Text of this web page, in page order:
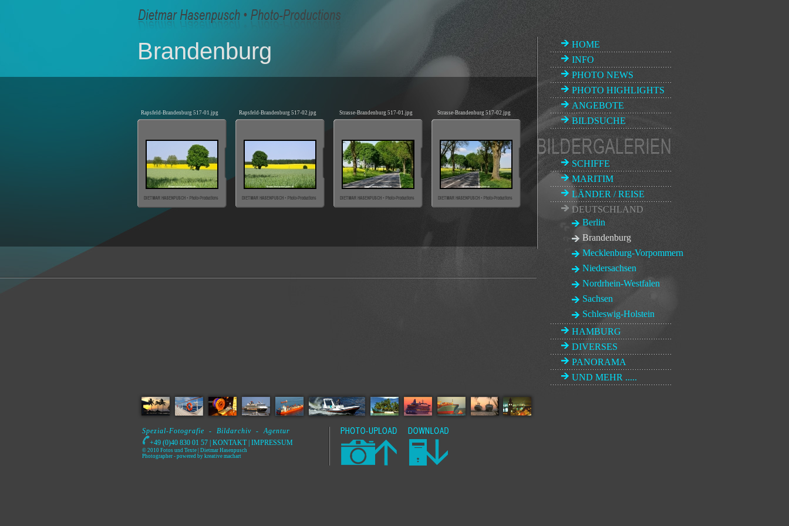
Brandenburg
Rapsfeld-Brandenburg 517-01.jpg Rapsfeld-Brandenburg 517-02.jpg Strasse-Brandenburg 517-01.jpg Strasse-Brandenburg 517-02.jpg
HOME
INFO
PHOTO NEWS
PHOTO HIGHLIGHTS
ANGEBOTE
BILDSUCHE
SCHIFFE
MARITIM
LÄNDER / REISE
DEUTSCHLAND
Berlin
Brandenburg
Mecklenburg-Vorpommern
Niedersachsen
Nordrhein-Westfalen
Sachsen
Schleswig-Holstein
HAMBURG
DIVERSES
PANORAMA
UND MEHR .....
Spezial-Fotografie - Bildarchiv - Agentur
+49 (0)40 830 01 57 | KONTAKT| IMPRESSUM
© 2010 Fotos und Texte | Dietmar Hasenpusch
Photographer - powered by kreative machart